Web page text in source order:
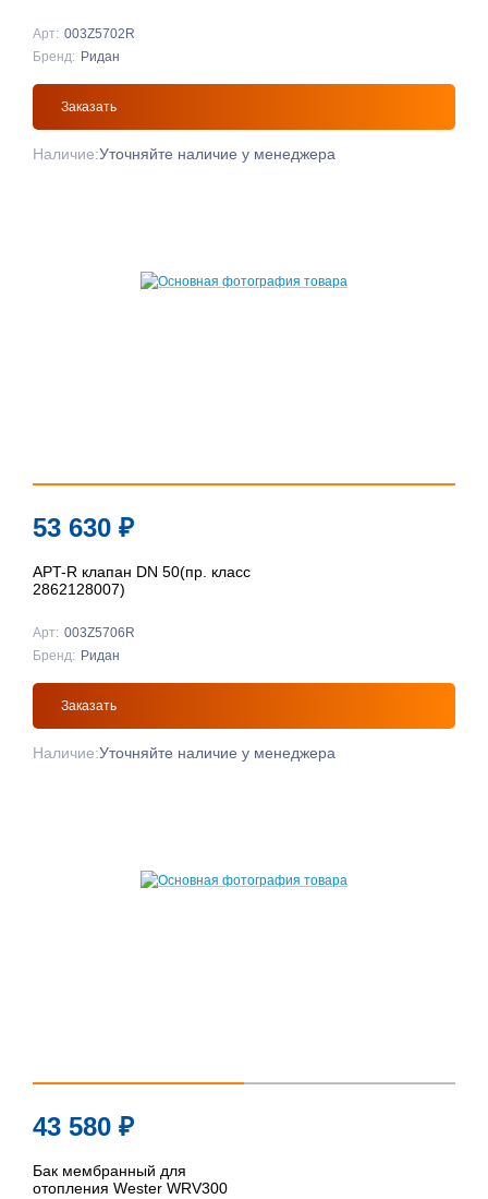
Арт: 003Z5702R
Бренд: Ридан
Заказать
Наличие:Уточняйте наличие у менеджера
53 630 ₽
APT-R клапан DN 50(пр. класс
2862128007)
Арт: 003Z5706R
Бренд: Ридан
Заказать
Наличие:Уточняйте наличие у менеджера
43 580 ₽
Бак мембранный для
отопления Wester WRV300